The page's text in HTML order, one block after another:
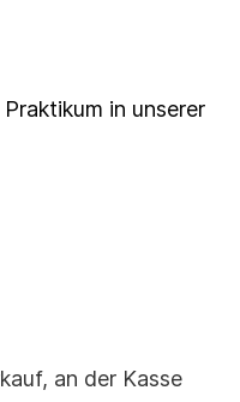
in unserer
an der Kasse